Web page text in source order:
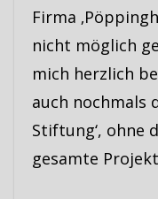
Firma
nicht möglich
mich herzlich
auch nochmals
Stiftung‘, ohne
gesamte